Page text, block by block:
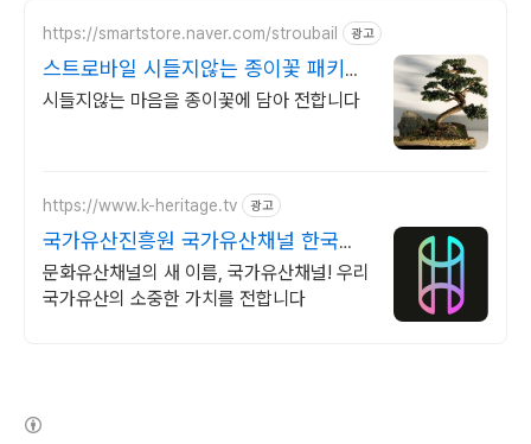
https://smartstore.naver.com/stroubail 광고
스트로바일 시들지않는 종이꽃 패키지
디자인 7년 경력
시들지않는 마음을 종이꽃에 담아 전합니다
https://www.k-heritage.tv 광고
국가유산진흥원 국가유산채널 한국의
세계유산 영상
문화유산채널의 새 이름, 국가유산채널! 우리
국가유산의 소중한 가치를 전합니다